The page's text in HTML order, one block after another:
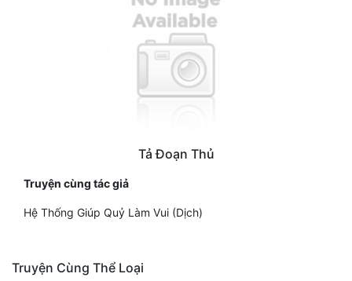
Tả Đoạn Thủ
Truyện cùng tác giả
Hệ Thống Giúp Quỷ Làm Vui (Dịch)
Truyện Cùng Thể Loại